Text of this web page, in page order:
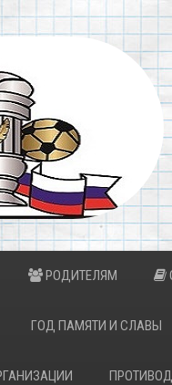
РОДИТЕЛЯМ
ГОД ПАМЯТИ И СЛАВЫ